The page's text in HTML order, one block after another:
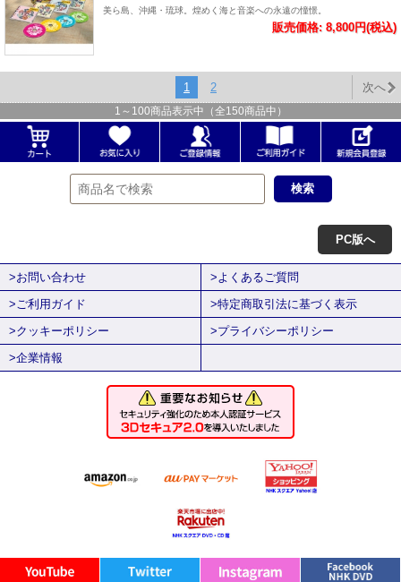
美ら島、沖縄・琉球。煌めく海と音楽への永遠の憧憬。
販売価格: 8,800円(税込)
1 2 次へ
1 ～ 100商品表示中（全150商品中）
PC版へ
>お問い合わせ
>よくあるご質問
>ご利用ガイド
>特定商取引法に基づく表示
>クッキーポリシー
>プライバシーポリシー
>企業情報